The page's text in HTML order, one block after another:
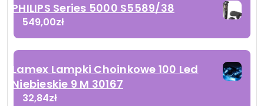
PHILIPS Series 5000 S5589/38
549,00zł
Lamex Lampki Choinkowe 100 Led
Niebieskie 9 M 30167
32,84zł